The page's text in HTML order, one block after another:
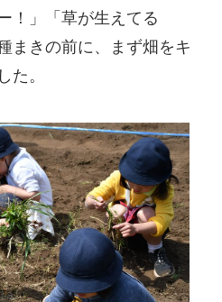
！」「草が生えてる
まきの前に、まず畑をキ
た。